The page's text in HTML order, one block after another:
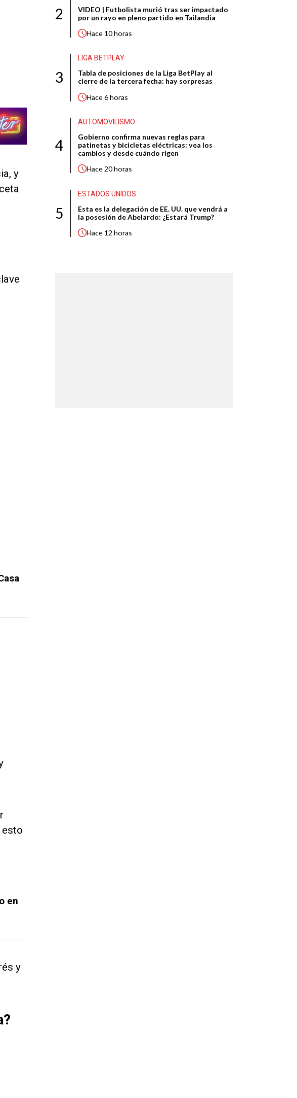
y
esto
en
y
2
VIDEO | Futbolista murió tras ser impactado
por un rayo en pleno partido en Tailandia
Hace 10 horas
3
LIGA BETPLAY
Tabla de posiciones de la Liga BetPlay al
cierre de la tercera fecha: hay sorpresas
Hace6 horas
4
AUTOMOVILISMO
Gobierno confirma nuevas reglas para
patinetas y bicicletas eléctricas: vea los
cambios y desde cuándo rigen
Hace20 horas
5
ESTADOS UNIDOS
Esta es la delegación de EE. UU. que vendrá a
la posesión de Abelardo: ¿Estará Trump?
Hace 12 horas